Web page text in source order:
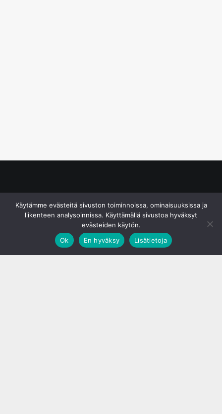
Käytämme evästeitä sivuston toiminnoissa, ominaisuuksissa ja
liikenteen analysoinnissa. Käyttämällä sivustoa hyväksyt
evästeiden käytön.
Ok
En hyväksy Lisätietoja